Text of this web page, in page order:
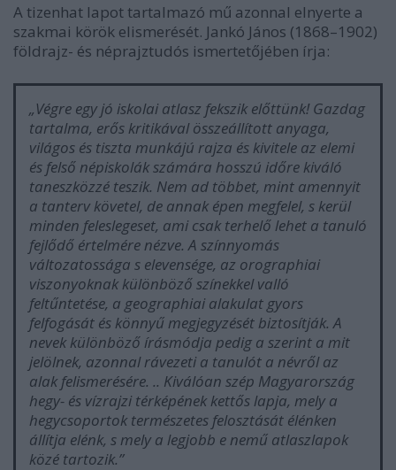
A tizenhat lapot tartalmazó mű azonnal elnyerte a
szakmai körök elismerését. Jankó János (1868–1902)
földrajz- és néprajztudós ismertetőjében írja:
„Végre egy jó iskolai atlasz fekszik előttünk! Gazdag
tartalma, erős kritikával összeállított anyaga,
világos és tiszta munkájú rajza és kivitele az elemi
és felső népiskolák számára hosszú időre kiváló
taneszközzé teszik. Nem ad többet, mint amennyit
a tanterv követel, de annak épen megfelel, s kerül
minden feleslegeset, ami csak terhelő lehet a tanuló
fejlődő értelmére nézve. A színnyomás
változatossága s elevensége, az orographiai
viszonyoknak különböző színekkel valló
feltűntetése, a geographiai alakulat gyors
felfogását és könnyű megjegyzését biztosítják. A
nevek különböző írásmódja pedig a szerint a mit
jelölnek, azonnal rávezeti a tanulót a névről az
alak felismerésére. .. Kiválóan szép Magyarország
hegy- és vízrajzi térképének kettős lapja, mely a
hegycsoportok természetes felosztását élénken
állítja elénk, s mely a legjobb e nemű atlaszlapok
közé tartozik.”